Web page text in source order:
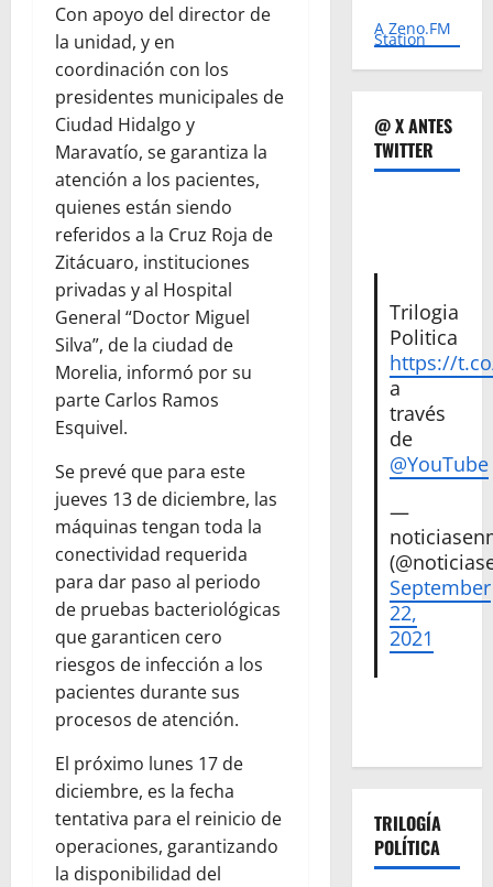
Con apoyo del director de
la unidad, y en
coordinación con los
presidentes municipales de
Ciudad Hidalgo y
Maravatío, se garantiza la
atención a los pacientes,
quienes están siendo
referidos a la Cruz Roja de
Zitácuaro, instituciones
privadas y al Hospital
General “Doctor Miguel
Silva”, de la ciudad de
Morelia, informó por su
parte Carlos Ramos
Esquivel.
Se prevé que para este
jueves 13 de diciembre, las
máquinas tengan toda la
conectividad requerida
para dar paso al periodo
de pruebas bacteriológicas
que garanticen cero
riesgos de infección a los
pacientes durante sus
procesos de atención.
El próximo lunes 17 de
diciembre, es la fecha
tentativa para el reinicio de
operaciones, garantizando
la disponibilidad del
A Zeno.FM
Station
@ X ANTES
TWITTER
Trilogia
Politica
https://
a
través
de
@YouTube
—
September
22,
2021
TRILOGÍA
POLÍTICA